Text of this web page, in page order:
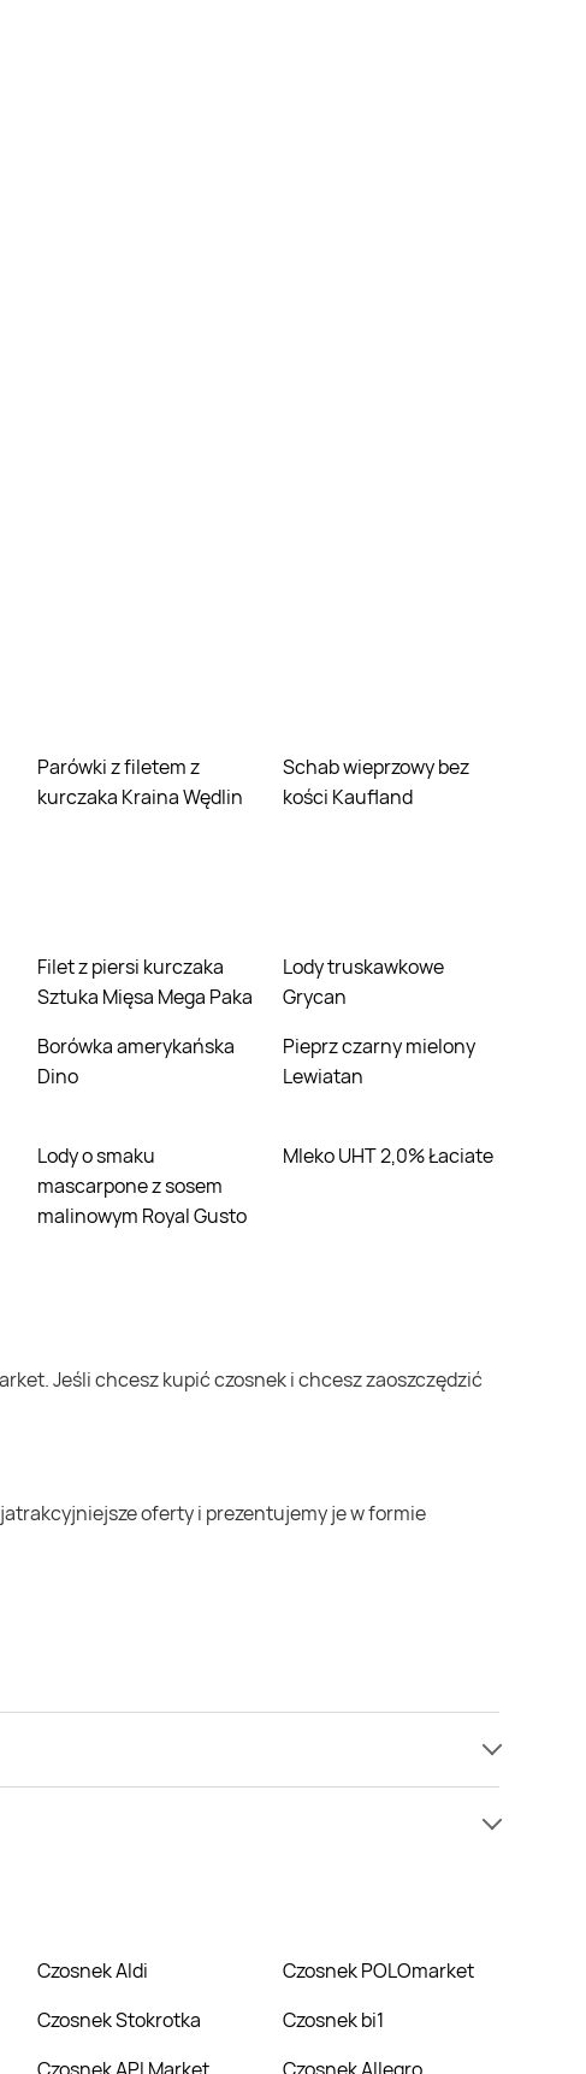
Parówki z filetem z
kurczaka Kraina Wędlin
Schab wieprzowy bez
kości Kaufland
Filet z piersi kurczaka
Sztuka Mięsa Mega Paka
Lody truskawkowe
Grycan
Borówka amerykańska
Dino
Pieprz czarny mielony
Lewiatan
Lody o smaku
mascarpone z sosem
malinowym Royal Gusto
Mleko UHT 2,0% Łaciate
Czosnek Aldi
Czosnek POLOmarket
Czosnek Stokrotka
Czosnek bi1